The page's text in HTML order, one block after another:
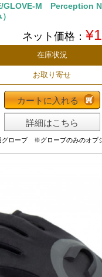
GLOVE-M Perception
ネット価格：
在庫状況
お取り寄せ
カートに入れる
詳細はこちら
グローブ ※グローブのみのオプ